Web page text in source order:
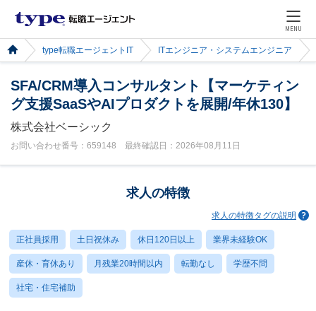
MENU
type転職エージェントIT ITエンジニア・システムエンジニア
SFA/CRM導入コンサルタント【マーケティン
グ支援SaaSやAIプロダクトを展開/年休130】
株式会社ベーシック
お問い合わせ番号：659148 最終確認日：2026年08月11日
求人の特徴
求人の特徴タグの説明
正社員採用 土日祝休み 休日120日以上 業界未経験OK
産休・育休あり 月残業20時間以内 転勤なし 学歴不問
社宅・住宅補助